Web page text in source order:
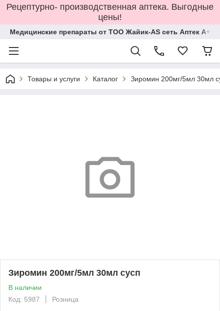
Рецептурно- производственная аптека. Выгодные
цены!
Медицинские препараты от ТОО Жайик-AS сеть Аптек А+
Товары и услуги Каталог Зиромин 200мг/5мл 30мл
Зиромин 200мг/5мл 30мл сусп
В наличии
Код: 5987
Розница